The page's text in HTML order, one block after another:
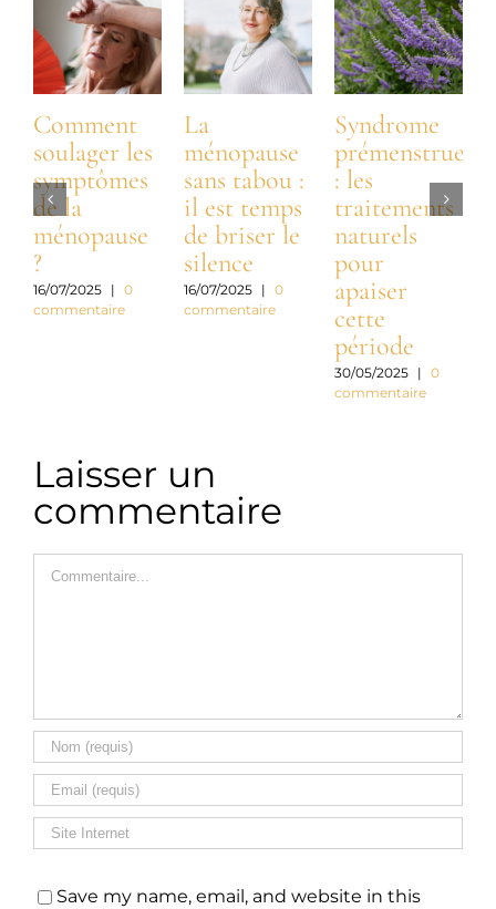
Comment
soulager les
symptômes
de la
ménopause
?
16/07/2025 | 0
commentaire
La
ménopause
sans tabou :
il est temps
de briser le
silence
16/07/2025 | 0
commentaire
Syndrome
prémenstruel
: les
traitements
naturels
pour
apaiser
cette
période
30/05/2025 | 0
commentaire
Laisser un
commentaire
Commentaire
Save my name, email, and website in this